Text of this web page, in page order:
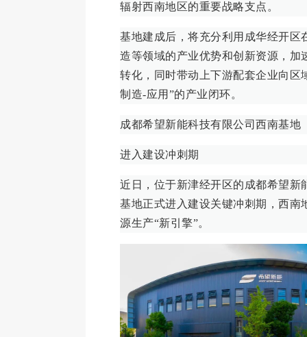
辐射西南地区的重要战略支点。
基地建成后，将充分利用成华经开区
造等领域的产业优势和创新资源，加
转化，同时带动上下游配套企业向区
制造-应用”的产业闭环。
成都希望新能科技有限公司西南基地
进入建设冲刺期
近日，位于新津经开区的成都希望新
基地正式进入建设关键冲刺期，西南
源生产“新引擎”。